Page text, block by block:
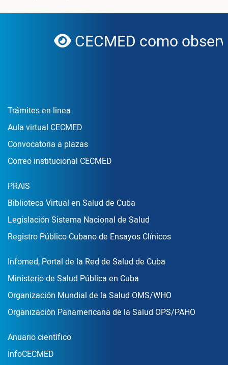
globe
CECMED como
Enlace Footer1
Trámites en linea
Aula virtual CECMED
Convocatoria a plazas
Correo institucional CECMED
Enlace Footer2
PRAIS
Biblioteca Virtual en Salud de Cuba
Legislación Sistema Nacional de Salud
Registro Público Cubano de Ensayos Clínicos
Enlace Footer3
Infomed, Portal de la Red de Salud de Cuba
Ministerio de Salud Pública en Cuba
Organización Mundial de la Salud OMS/WHO
Organización Panamericana de la Salud OPS/PAHO
Publicaciones
Anuario científico
InfoCECMED